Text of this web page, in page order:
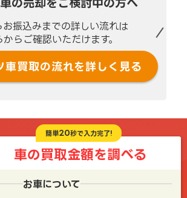
の売却を ご検討中の方へ
お振込みまでの詳しい流れは
からご確認いただけます。
車買取の流れを詳しく見る
簡単20秒で入力完了!
車の買取金額を調べる
お車について